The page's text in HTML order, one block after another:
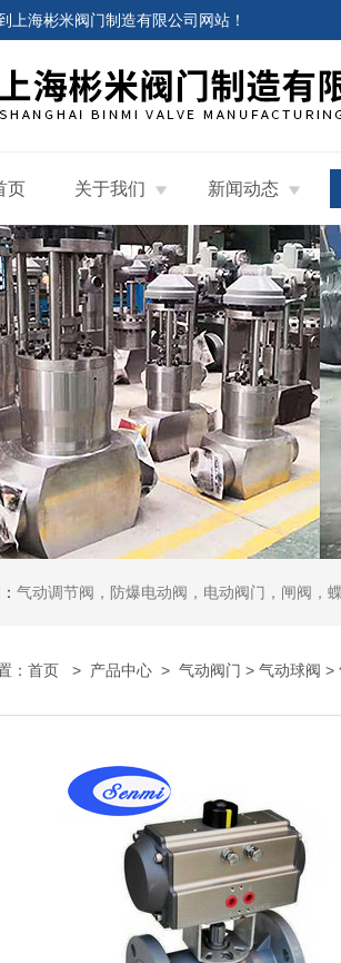
上海彬米阀门制造有限公司网站 ！
页 关于我们 新闻动态
气动调节阀，防爆电动阀，电动阀门，闸阀，
： 首页 > 产品中心 > 气动阀门 > 气动球阀 >